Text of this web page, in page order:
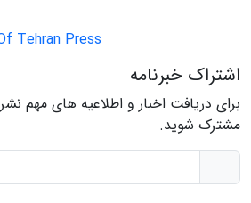
Tehran Press
اشتراک خبرنامه
برای دریافت اخبار و اطلاعیه های مهم
مشترک شوید.